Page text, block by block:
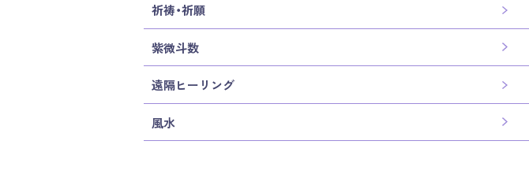
祈祷・祈願
紫微斗数
遠隔ヒーリング
風水